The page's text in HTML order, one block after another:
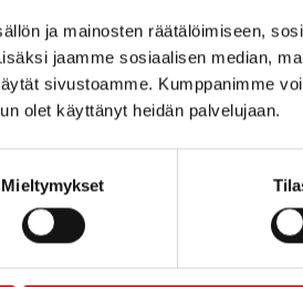
ja mainosten räätälöimiseen,
jaamme sosiaalisen median,
sivustoamme. Kumppanimme
olet käyttänyt heidän palvelujaan.
Mieltymykset